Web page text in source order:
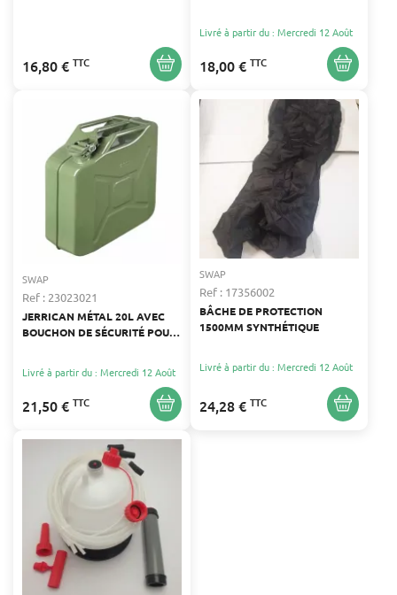
16,80 € TTC
Livré à partir du : Mercredi 12 Août
18,00 € TTC
SWAP
Ref : 23023021
JERRICAN MÉTAL 20L AVEC
BOUCHON DE SÉCURITÉ POUR
Livré à partir du : Mercredi 12 Août
21,50 € TTC
SWAP
Ref : 17356002
BÂCHE DE PROTECTION
1500MM SYNTHÉTIQUE
Livré à partir du : Mercredi 12 Août
24,28 € TTC